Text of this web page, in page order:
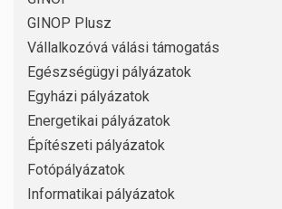
GINOP Plusz
Vállalkozóvá válási támogatás
Egészségügyi pályázatok
Egyházi pályázatok
Energetikai pályázatok
Építészeti pályázatok
Fotópályázatok
Informatikai pályázatok